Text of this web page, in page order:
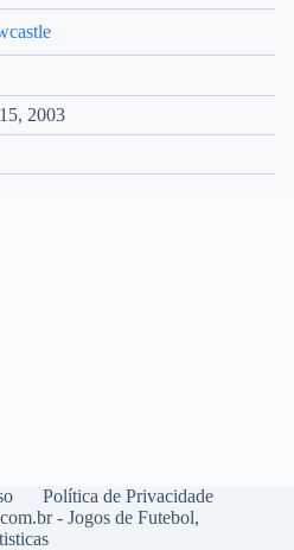
2003
Política de Privacidade
- Jogos de Futebol,